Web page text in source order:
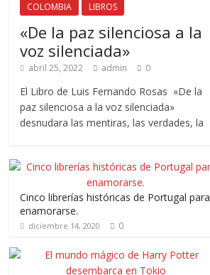
COLOMBIA LIBROS
«De la paz silenciosa a la
voz silenciada»
abril 25, 2022 admin 0
El Libro de Luis Fernando Rosas «De la
paz silenciosa a la voz silenciada»
desnudara las mentiras, las verdades, la
Cinco librerías históricas de Portugal para
enamorarse.
diciembre 14, 2020 0